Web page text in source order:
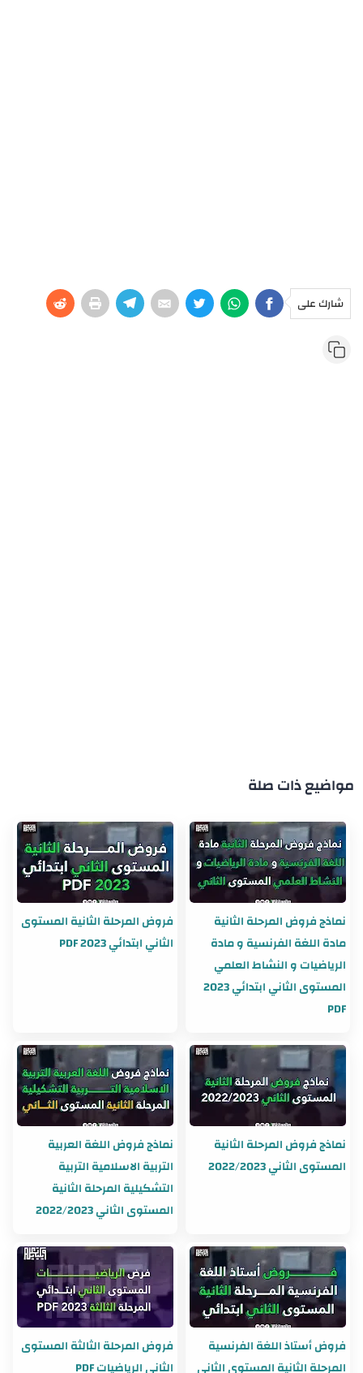
شارك على
مواضيع ذات صلة
نماذج فروض المرحلة الثانية
مادة اللغة الفرنسية و مادة
الرياضيات و النشاط العلمي
المستوى الثاني ابتدائي 2023
PDF
فروض المرحلة الثانية المستوى
الثاني ابتدائي 2023 PDF
نماذج فروض المرحلة الثانية
المستوى الثاني 2022/2023
نماذج فروض اللغة العربية
التربية الاسلامية التربية
التشكيلية المرحلة الثانية
المستوى الثاني 2022/2023
فروض أستاذ اللغة الفرنسية
المرحلة الثانية المستوى الثاني
فروض المرحلة الثالثة المستوى
الثاني الرياضيات PDF